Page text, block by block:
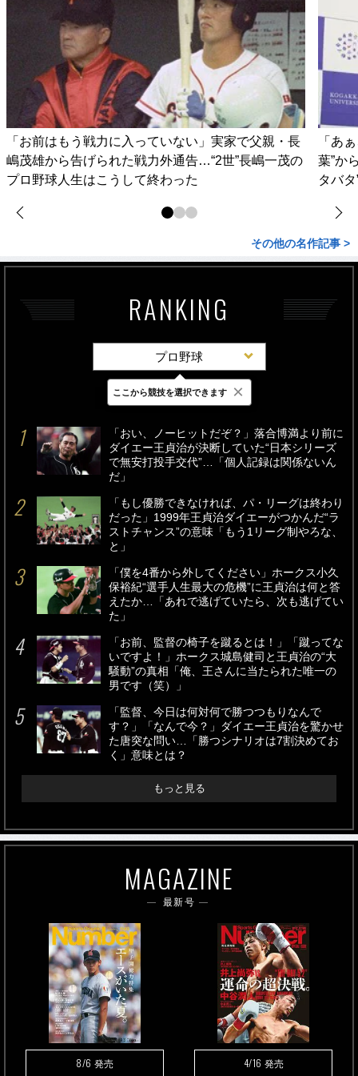
「お前はもう戦力に入っていない」実家で父親・長
嶋茂雄から告げられた戦力外通告…“2世”長嶋一茂の
プロ野球人生はこうして終わった
「あ
葉”か
タバ
その他の名作記事 >
RANKING
プロ野球
最新 24時間 週間
「おい、ノーヒットだぞ？」落合博満より前に
ダイエー王貞治が決断していた“日本シリーズ
で無安打投手交代”…「個人記録は関係ないん
だ」
「もし優勝できなければ、パ・リーグは終わり
だった」1999年王貞治ダイエーがつかんだ“ラ
ストチャンス”の意味「もう1リーグ制やろな、
と」
「僕を4番から外してください」ホークス小久
保裕紀“選手人生最大の危機”に王貞治は何と答
えたか…「あれで逃げていたら、次も逃げてい
た」
「お前、監督の椅子を蹴るとは！」「蹴ってな
いですよ！」ホークス城島健司と王貞治の“大
騒動”の真相「俺、王さんに当たられた唯一の
男です（笑）」
「監督、今日は何対何で勝つつもりなんで
す？」「なんで今？」ダイエー王貞治を驚かせ
た唐突な問い…「勝つシナリオは7割決めてお
く」意味とは？
もっと見る
MAGAZINE
最新号
8/6 発売 4/16 発売
ここから競技を選択できます ×